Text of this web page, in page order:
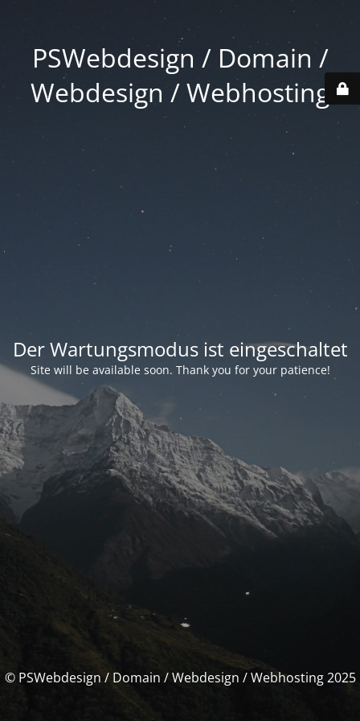
PSWebdesign / Domain /
Webdesign / Webhosting
Der Wartungsmodus ist eingeschaltet
Site will be available soon. Thank you for your patience!
© PSWebdesign / Domain / Webdesign / Webhosting 2025